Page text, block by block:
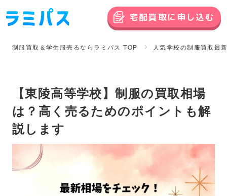
宅配買取に申し込む
制服買取＆学生服売るならラミパス TOP 人気学校の制服買取最
【東陵高等学校】制服の買取相場
は？高く売るためのポイントも解
説します